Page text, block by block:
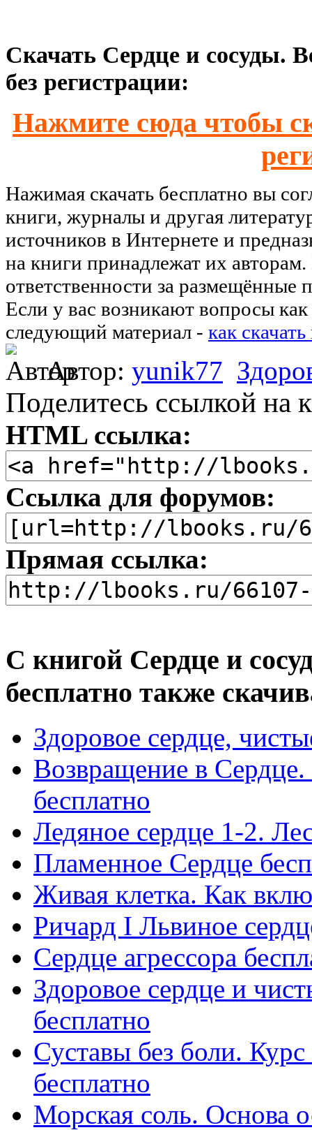
Скачать Сердце и сосуды.
без регистрации:
Нажмите сюда чтобы
Нажимая скачать бесплатно вы
книги, журналы и другая
источников в Интернете и
на книги принадлежат их
ответственности за размещённые
Если у вас возникают вопросы как
следующий материал - как
Автор: yunik77
Поделитесь ссылкой на
HTML ссылка:
Ссылка для форумов:
Прямая ссылка:
С книгой Сердце и
бесплатно также
Здоровое сердце,
Возвращение в
бесплатно
Ледяное сердце 1-2.
Пламенное Сердце
Живая клетка. Как
Ричард I Львиное
Сердце агрессора
Здоровое сердце и
бесплатно
Суставы без боли.
бесплатно
Морская соль. Основа